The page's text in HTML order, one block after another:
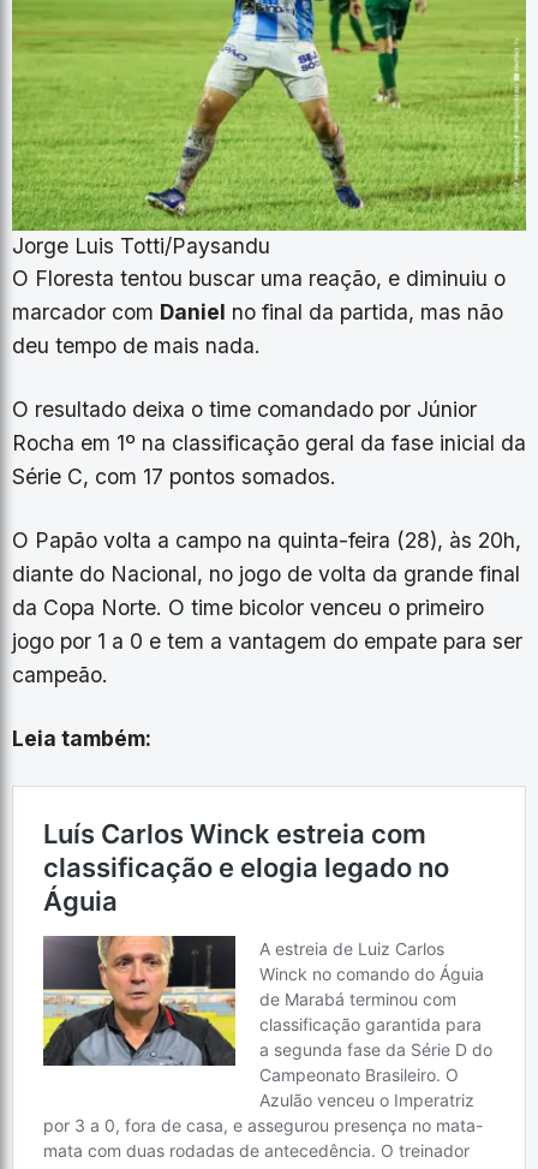
Jorge Luis Totti/Paysandu
O Floresta tentou buscar uma reação, e diminuiu o
marcador com Daniel no final da partida, mas não
deu tempo de mais nada.
O resultado deixa o time comandado por Júnior
Rocha em 1º na classificação geral da fase inicial da
Série C, com 17 pontos somados.
O Papão volta a campo na quinta-feira (28), às 20h,
diante do Nacional, no jogo de volta da grande final
da Copa Norte. O time bicolor venceu o primeiro
jogo por 1 a 0 e tem a vantagem do empate para ser
campeão.
Leia também: